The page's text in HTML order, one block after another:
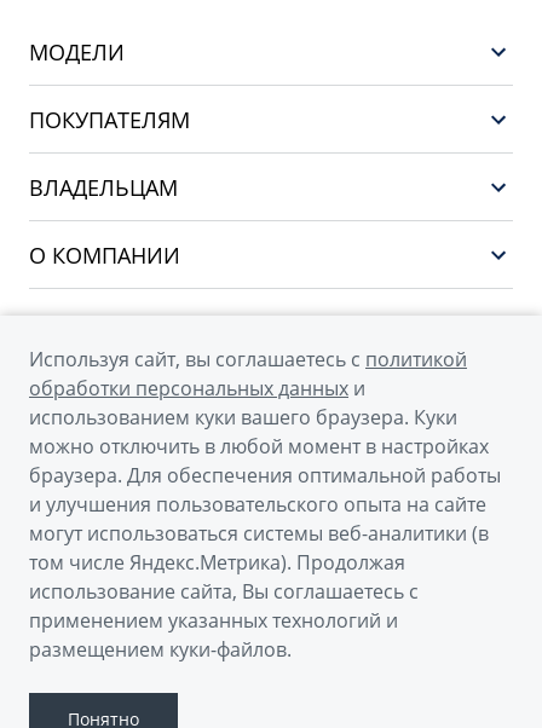
МОДЕЛИ
CITYRAY
ATLAS
OKAVANGO
MONJARO
Архивные модели
ПОКУПАТЕЛЯМ
ВЛАДЕЛЬЦАМ
О КОМПАНИИ
Новости
Наша команда
Правовая информация
Контакты
Мы в соцсетях
© 2026
Официальный сайт Geely в России
Политика обработки персональных данных
Правовая информация
Сделано в ПЕРКС
Используя сайт, вы соглашаетесь с политикой
обработки персональных данных и
использованием куки вашего браузера. Куки
можно отключить в любой момент в настройках
браузера. Для обеспечения оптимальной работы
и улучшения пользовательского опыта на сайте
могут использоваться системы веб-аналитики (в
том числе Яндекс.Метрика). Продолжая
использование сайта, Вы соглашаетесь с
применением указанных технологий и
размещением куки-файлов.
Понятно